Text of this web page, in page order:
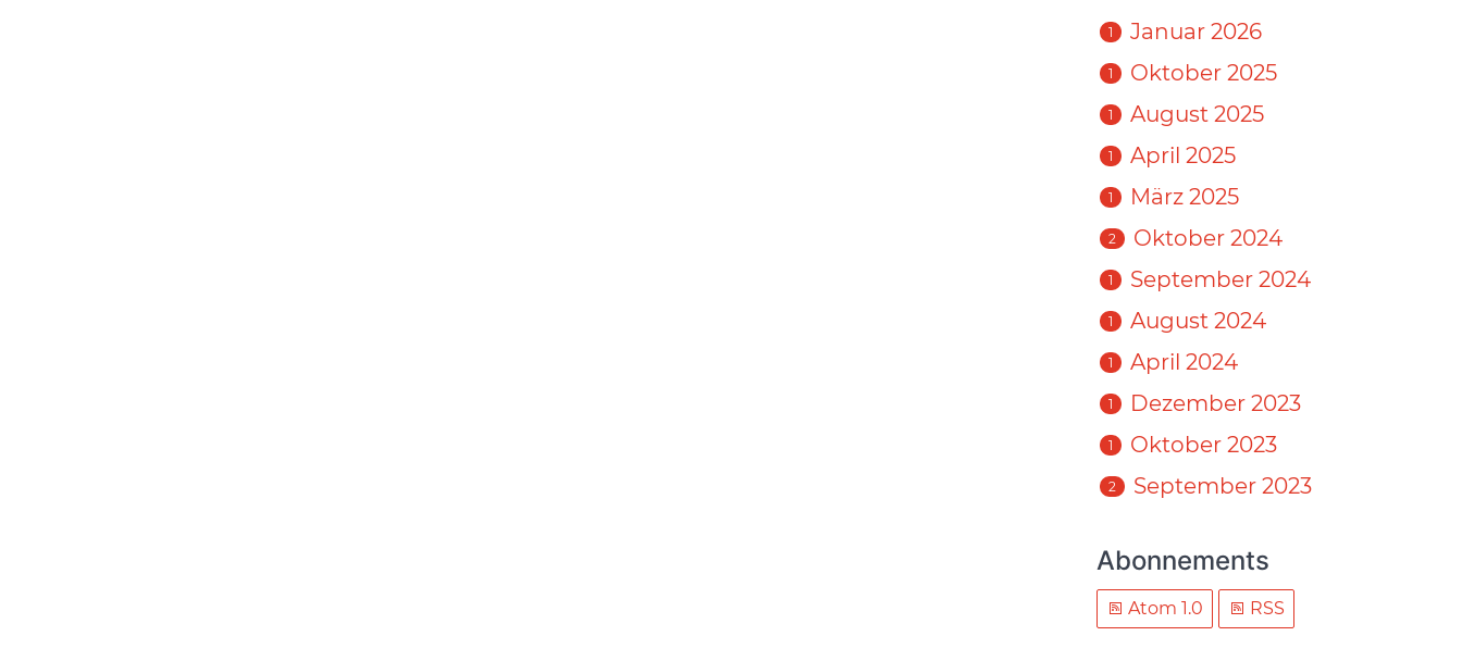
1 Januar 2026
1 Oktober 2025
1 August 2025
1 April 2025
1 März 2025
2 Oktober 2024
1 September 2024
1 August 2024
1 April 2024
1 Dezember 2023
1 Oktober 2023
2 September 2023
Abonnements
Atom 1.0 RSS